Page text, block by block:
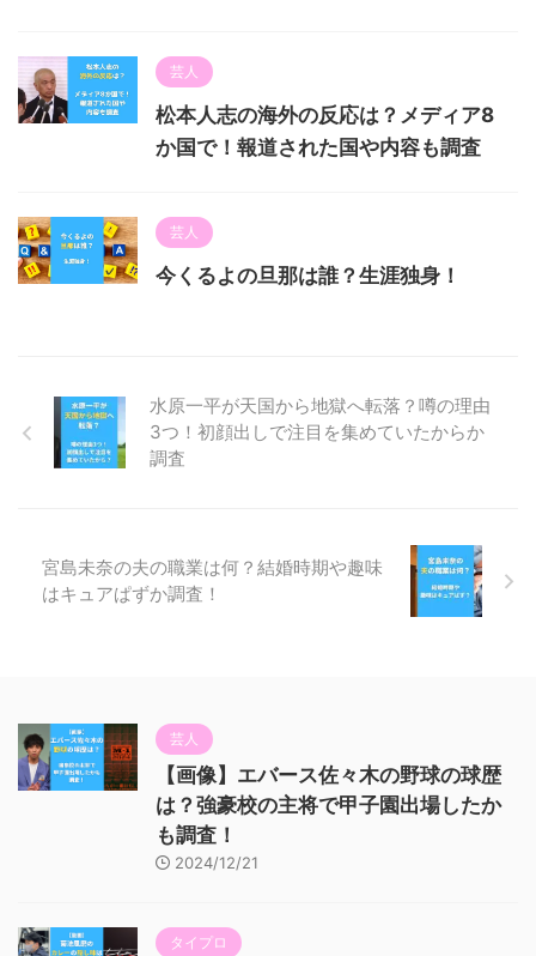
芸人
松本人志の海外の反応は？メディア8
か国で！報道された国や内容も調査
芸人
今くるよの旦那は誰？生涯独身！
水原一平が天国から地獄へ転落？噂の理由
3つ！初顔出しで注目を集めていたからか
調査
宮島未奈の夫の職業は何？結婚時期や趣味
はキュアぱずか調査！
芸人
【画像】エバース佐々木の野球の球歴
は？強豪校の主将で甲子園出場したか
も調査！
2024/12/21
タイプロ